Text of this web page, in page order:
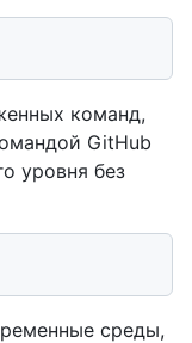
команд,
GitHub
уровня без
среды,